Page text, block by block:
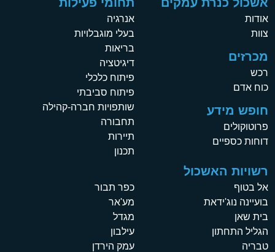
אודות
צוות
מכרזים
רכש
כוח אדם
חופש מידע
פרוטוקולים
דוחות כספיים
אנרגיה
בעלי מוגבלויות
בריאות
דיגיטציה
פיתוח כלכלי
פיתוח סביבתי
שותפויות חברה-קהילה
תחבורה
תיירות
תכנון
רשויות האשכול
אל בטוף
בועיינה נוג'ידאת
בית שאן
הגליל התחתון
טבריה
כפר תבור
מע'אר
מגדל
עילבון
עמק הירדן